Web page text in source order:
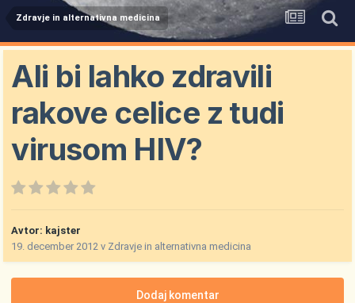
Zdravje in alternativna medicina
Ali bi lahko zdravili
rakove celice z tudi
virusom HIV?
Avtor: kajster
19. december 2012 v Zdravje in alternativna medicina
Dodaj komentar